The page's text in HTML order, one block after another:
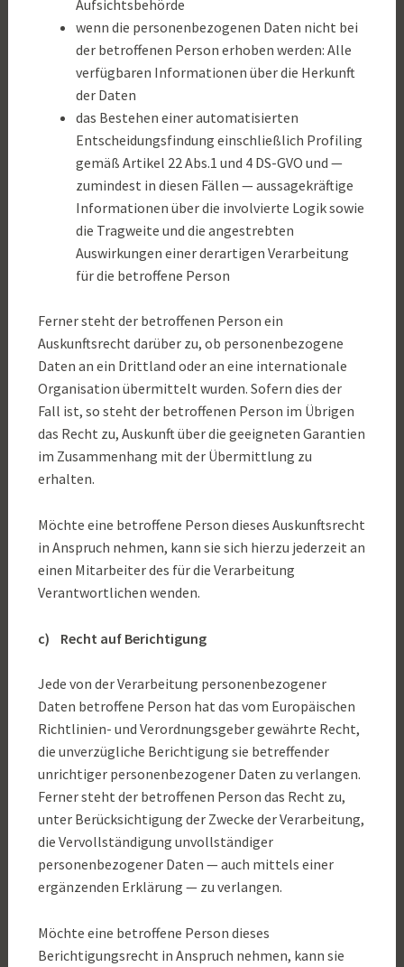
Aufsichtsbehörde
wenn die personenbezogenen Daten nicht bei
der betroffenen Person erhoben werden: Alle
verfügbaren Informationen über die Herkunft
der Daten
das Bestehen einer automatisierten
Entscheidungsfindung einschließlich Profiling
gemäß Artikel 22 Abs.1 und 4 DS-GVO und —
zumindest in diesen Fällen — aussagekräftige
Informationen über die involvierte Logik sowie
die Tragweite und die angestrebten
Auswirkungen einer derartigen Verarbeitung
für die betroffene Person
Ferner steht der betroffenen Person ein
Auskunftsrecht darüber zu, ob personenbezogene
Daten an ein Drittland oder an eine internationale
Organisation übermittelt wurden. Sofern dies der
Fall ist, so steht der betroffenen Person im Übrigen
das Recht zu, Auskunft über die geeigneten Garantien
im Zusammenhang mit der Übermittlung zu
erhalten.
Möchte eine betroffene Person dieses Auskunftsrecht
in Anspruch nehmen, kann sie sich hierzu jederzeit an
einen Mitarbeiter des für die Verarbeitung
Verantwortlichen wenden.
c) Recht auf Berichtigung
Jede von der Verarbeitung personenbezogener
Daten betroffene Person hat das vom Europäischen
Richtlinien- und Verordnungsgeber gewährte Recht,
die unverzügliche Berichtigung sie betreffender
unrichtiger personenbezogener Daten zu verlangen.
Ferner steht der betroffenen Person das Recht zu,
unter Berücksichtigung der Zwecke der Verarbeitung,
die Vervollständigung unvollständiger
personenbezogener Daten — auch mittels einer
ergänzenden Erklärung — zu verlangen.
Möchte eine betroffene Person dieses
Berichtigungsrecht in Anspruch nehmen, kann sie